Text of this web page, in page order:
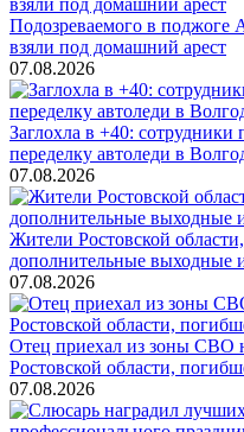
Подозреваемого в поджоге
взяли под домашний арест
07.08.2026
Заглохла в +40:
переделку автоледи в
07.08.2026
Жители Ростовской
дополнительные выходные
07.08.2026
Отец приехал из зоны СВО
Ростовской области,
07.08.2026